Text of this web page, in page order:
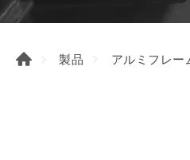
製品 アルミフレー